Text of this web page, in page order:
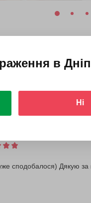
сподобалося) Дякую
в
Ні